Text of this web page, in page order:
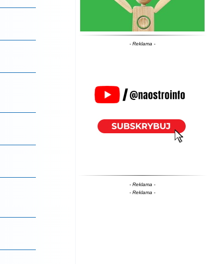
- Reklama -
- Reklama -
- Reklama -